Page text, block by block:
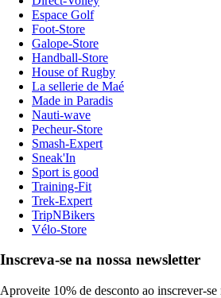
Espace Golf
Foot-Store
Galope-Store
Handball-Store
House of Rugby
La sellerie de Maé
Made in Paradis
Nauti-wave
Pecheur-Store
Smash-Expert
Sneak'In
Sport is good
Training-Fit
Trek-Expert
TripNBikers
Vélo-Store
Inscreva-se na nossa newsletter
Aproveite 10% de desconto ao inscrever-se